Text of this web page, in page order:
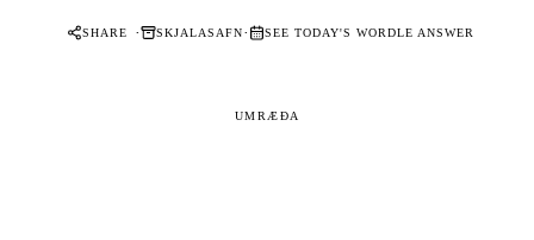
SHARE · SKJALASAFN· SEE TODAY'S WORDLE ANSWER
UMRÆÐA